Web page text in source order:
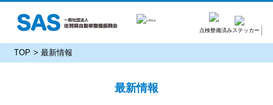
点検整備済みステッカー
TOP 最新情報
最新情報